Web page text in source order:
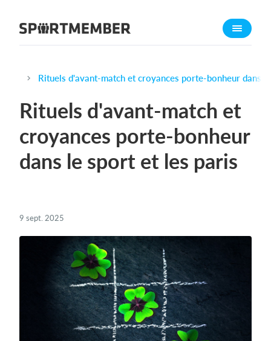
À propos de sportmember
Fonctionnalités
Calendrier sportif
Collecte de cotisations
Boutique en ligne
Combien ça coûte ?
Français
Se connecter
Rituels d'avant-match et croyances porte-bonheur dans
Rituels d'avant-match et
croyances porte-bonheur
dans le sport et les paris
9 sept. 2025